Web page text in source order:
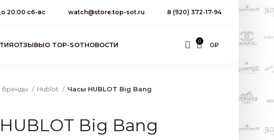
20:00 сб-вс watch@store.top-sot.ru 8 (920) 372-17-94
ОТЗЫВЫО TOP-SOTНОВОСТИ 0 0₽
бренды Hublot Часы HUBLOT Big Bang
Big Bang